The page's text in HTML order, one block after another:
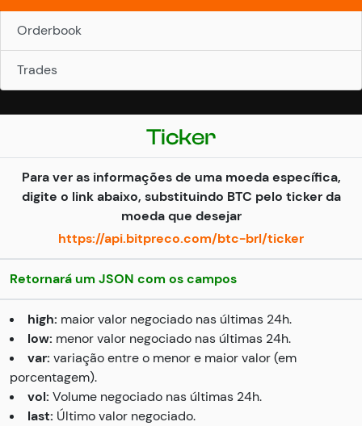
Orderbook
Trades
Ticker
Para ver as informações de uma moeda específica,
digite o link abaixo, substituindo BTC pelo ticker da
moeda que desejar
https://api.bitpreco.com/btc-brl/ticker
Retornará um JSON com os campos
high: maior valor negociado nas últimas 24h.
low: menor valor negociado nas últimas 24h.
var: variação entre o menor e maior valor (em
porcentagem).
vol: Volume negociado nas últimas 24h.
last: Último valor negociado.